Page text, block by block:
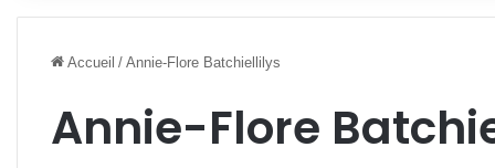
Accueil / Annie-Flore Batchiellilys
Annie-Flore